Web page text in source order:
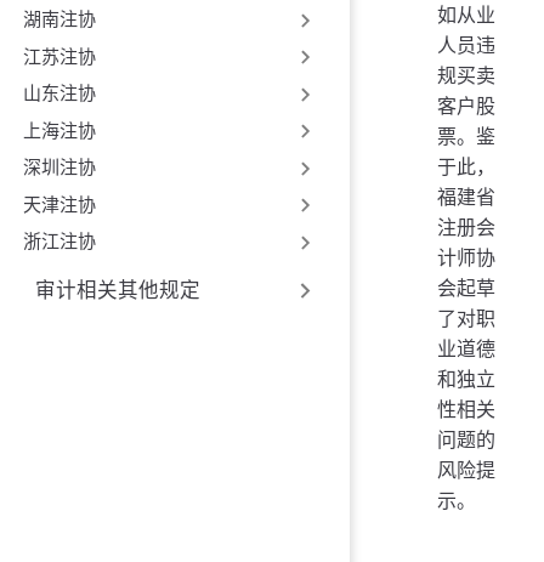
湖南注协
江苏注协
山东注协
上海注协
深圳注协
天津注协
浙江注协
审计相关其他规定
如从业
人员违
规买卖
客户股
票。鉴
于此，
福建省
注册会
计师协
会起草
了对职
业道德
和独立
性相关
问题的
风险提
示。